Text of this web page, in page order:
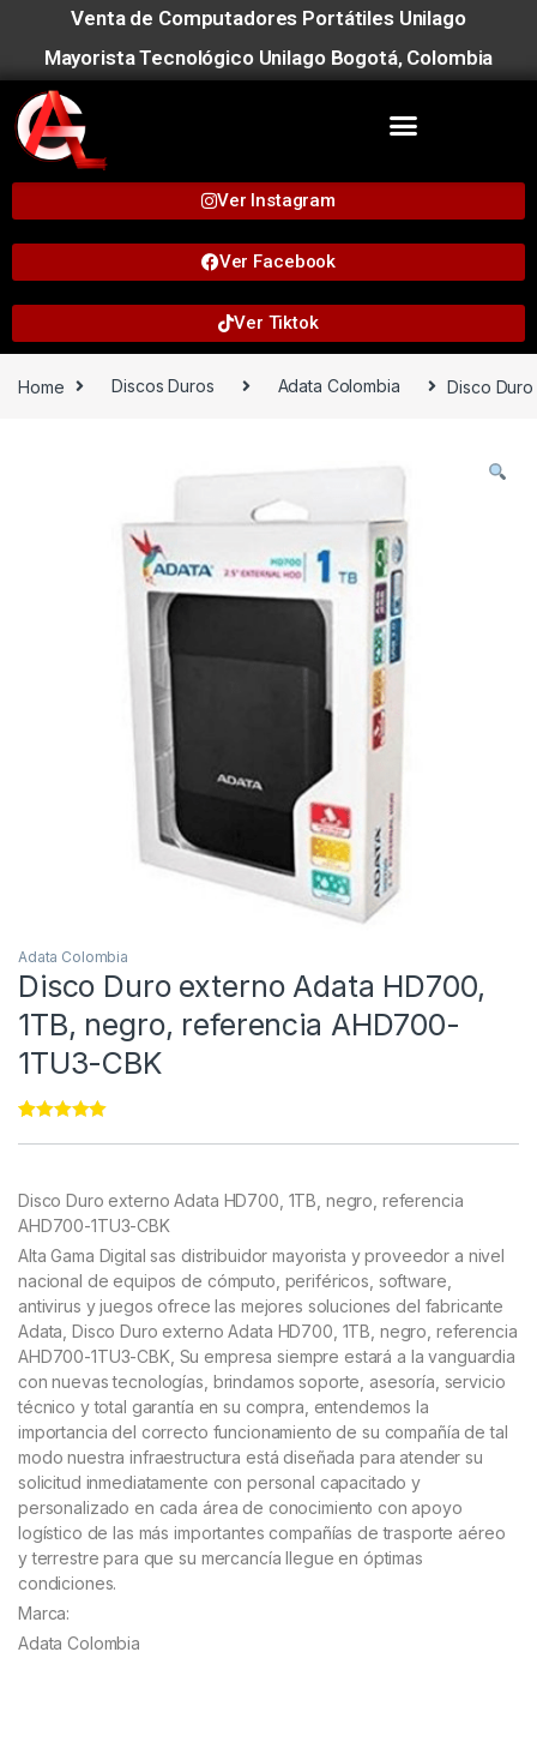
Venta de Computadores Portátiles Unilago
Mayorista Tecnológico Unilago Bogotá, Colombia
Ver Instagram
Ver Facebook
Ver Tiktok
Home Discos Duros Adata Colombia Disco
Adata Colombia
Disco Duro externo Adata HD700,
1TB, negro, referencia AHD700-
1TU3-CBK
ratings
Disco Duro externo Adata HD700, 1TB, negro, referencia
AHD700-1TU3-CBK
Alta Gama Digital sas distribuidor mayorista y proveedor a nivel
nacional de equipos de cómputo, periféricos, software,
antivirus y juegos ofrece las mejores soluciones del fabricante
Adata, Disco Duro externo Adata HD700, 1TB, negro, referencia
AHD700-1TU3-CBK, Su empresa siempre estará a la vanguardia
con nuevas tecnologías, brindamos soporte, asesoría, servicio
técnico y total garantía en su compra, entendemos la
importancia del correcto funcionamiento de su compañía de tal
modo nuestra infraestructura está diseñada para atender su
solicitud inmediatamente con personal capacitado y
personalizado en cada área de conocimiento con apoyo
logístico de las más importantes compañías de trasporte aéreo
y terrestre para que su mercancía llegue en óptimas
condiciones.
Marca:
Adata Colombia